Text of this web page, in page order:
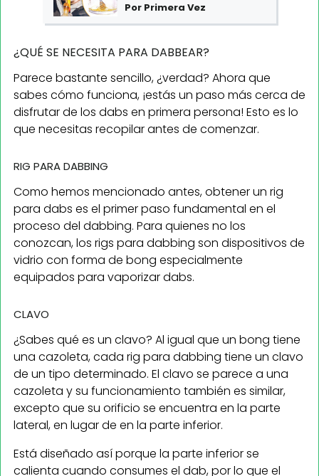
Por Primera Vez
¿QUÉ SE NECESITA PARA DABBEAR?
Parece bastante sencillo, ¿verdad? Ahora que
sabes cómo funciona, ¡estás un paso más cerca de
disfrutar de los dabs en primera persona! Esto es lo
que necesitas recopilar antes de comenzar.
RIG PARA DABBING
Como hemos mencionado antes, obtener un rig
para dabs es el primer paso fundamental en el
proceso del dabbing. Para quienes no los
conozcan, los rigs para dabbing son dispositivos de
vidrio con forma de bong especialmente
equipados para vaporizar dabs.
CLAVO
¿Sabes qué es un clavo? Al igual que un bong tiene
una cazoleta, cada rig para dabbing tiene un clavo
de un tipo determinado. El clavo se parece a una
cazoleta y su funcionamiento también es similar,
excepto que su orificio se encuentra en la parte
lateral, en lugar de en la parte inferior.
Está diseñado así porque la parte inferior se
calienta cuando consumes el dab, por lo que el